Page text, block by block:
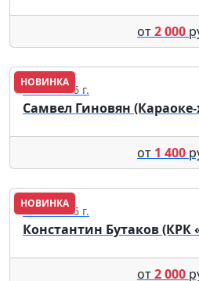
от2 000
НОВИНКА
24.09.2026 г.
Самвел Гиновян (Караоке-
от 1 400
НОВИНКА
22.09.2026 г.
Константин Бутаков (КРК
от2 000